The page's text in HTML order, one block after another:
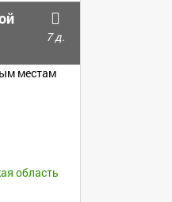
7 д.
местам
область